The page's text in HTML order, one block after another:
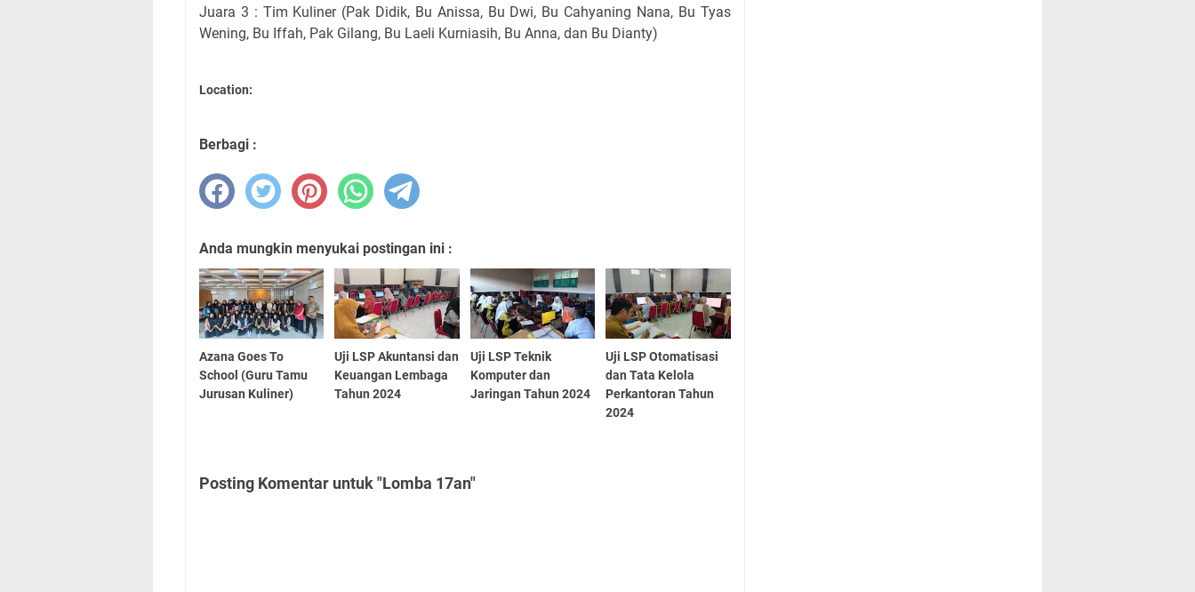
Juara 3 : Tim Kuliner (Pak Didik, Bu Anissa, Bu Dwi, Bu Cahyaning Nana, Bu Tyas
Wening, Bu Iffah, Pak Gilang, Bu Laeli Kurniasih, Bu Anna, dan Bu Dianty)
Location:
Berbagi :
Anda mungkin menyukai postingan ini :
Azana Goes To
School (Guru Tamu
Jurusan Kuliner)
Uji LSP Akuntansi dan
Keuangan Lembaga
Tahun 2024
Uji LSP Teknik
Komputer dan
Jaringan Tahun 2024
Uji LSP Otomatisasi
dan Tata Kelola
Perkantoran Tahun
2024
Posting Komentar untuk "Lomba 17an"